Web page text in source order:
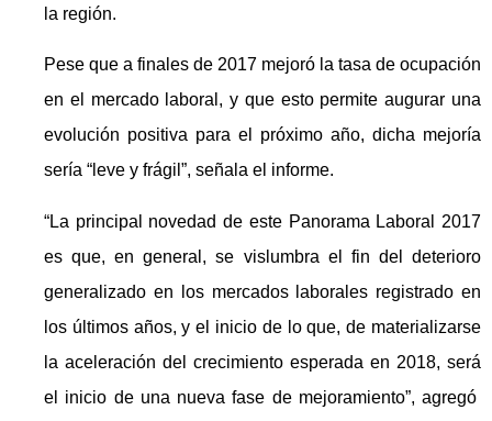
la región.
Pese que a finales de 2017 mejoró la tasa de ocupación
en el mercado laboral, y que esto permite augurar una
evolución positiva para el próximo año, dicha mejoría
sería “leve y frágil”, señala el informe.
“La principal novedad de este Panorama Laboral 2017
es que, en general, se vislumbra el fin del deterioro
generalizado en los mercados laborales registrado en
los últimos años, y el inicio de lo que, de materializarse
la aceleración del crecimiento esperada en 2018, será
el inicio de una nueva fase de mejoramiento”, agregó